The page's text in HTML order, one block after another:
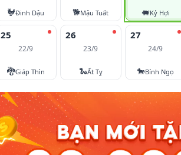
🐓Đinh Dậu 🐕Mậu Tuất 🐖Kỷ Hợi
25
22/9
🐉Giáp Thìn
26
23/9
🐍Ất Tỵ
27
24/9
🐎Bính Ngọ